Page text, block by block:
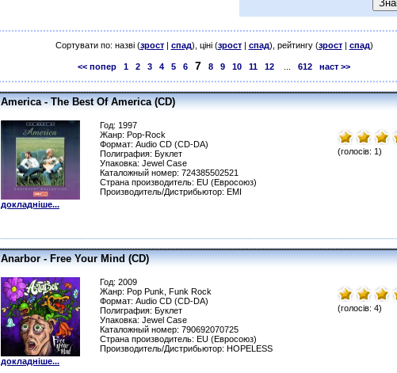
Сортувати по: назві (зрост| спад), ціні (зрост| спад), рейтингу (зрост| спад)
<< попер 1 2 3 4 5 6 7 8 9 10 11 12 612 наст >>
America - The Best Of America (CD)
докладніше...
(голосів: 1)
Год: 1997
Жанр: Pop-Rock
Формат: Audio CD (CD-DA)
Полиграфия: Буклет
Упаковка: Jewel Сase
Каталожный номер: 724385502521
Страна производитель: EU (Евросоюз)
Производитель/Дистрибьютор: EMI
Anarbor - Free Your Mind (CD)
докладніше...
(голосів: 4)
Год: 2009
Жанр: Pop Punk, Funk Rock
Формат: Audio CD (CD-DA)
Полиграфия: Буклет
Упаковка: Jewel Сase
Каталожный номер: 790692070725
Страна производитель: EU (Евросоюз)
Производитель/Дистрибьютор: HOPELESS